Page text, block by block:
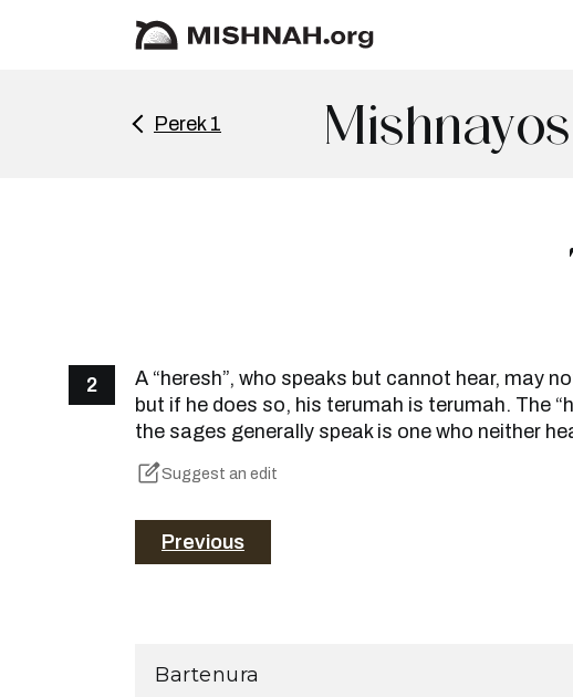
Perek 1
2
A “heresh”, who speaks but cannot hear, may
but if he does so, his terumah is terumah. The
the sages generally speak is one who neither
Suggest an edit
Previous
Bartenura